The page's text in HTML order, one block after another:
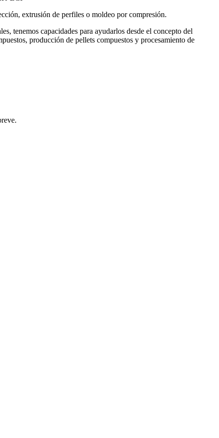
extrusión de perfiles o moldeo por compresión.
tenemos capacidades para ayudarlos desde el concepto del
producción de pellets compuestos y procesamiento de